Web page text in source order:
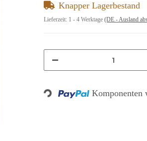
Knapper Lagerbestand
Lieferzeit: 1 - 4 Werktage (DE - Ausland
Loading... Komponenten